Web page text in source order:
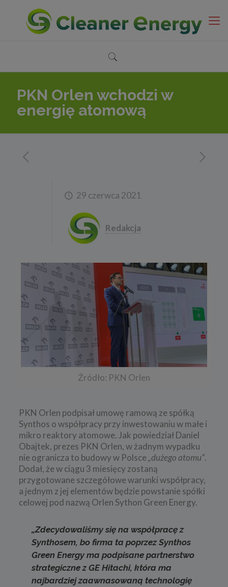
PKN Orlen wchodzi w
energię atomową
29 czerwca 2021
Redakcja
Źródło: PKN Orlen
PKN Orlen podpisał umowę ramową ze spółką
Synthos o współpracy przy inwestowaniu w małe i
mikro reaktory atomowe. Jak powiedział Daniel
Obajtek, prezes PKN Orlen, w żadnym wypadku
nie ogranicza to budowy w Polsce„dużego atomu”.
Dodał, że w ciągu 3 miesięcy zostaną
przygotowane szczegółowe warunki współpracy,
a jednym z jej elementów będzie powstanie spółki
celowej pod nazwą Orlen Sython Green Energy.
„Zdecydowaliśmy się na współpracę z
Synthosem, bo firma ta poprzez Synthos
Green Energy ma podpisane partnerstwo
strategiczne z GE Hitachi, która ma
najbardziej zaawnasowaną technologię